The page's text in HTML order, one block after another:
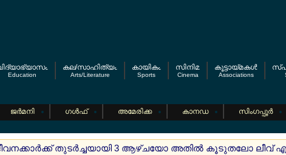
Education
കല/സാഹിത്യം
Arts/Literature
കായികം
Sports
സിനിമ
Cinema
കൂട്ടായ്മകള്‍
Associations
ജര്‍മനി ഗള്‍ഫ് അമേരിക്ക കാനഡ സിംഗപ്പൂര്‍
തുടര്‍ച്ചയായി 3 ആഴ്ചയോ അതില്‍ കൂടുതലോ ലീവ്